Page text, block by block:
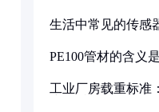
生活中常见的传感
PE100管材的含义
工业厂房载重标准